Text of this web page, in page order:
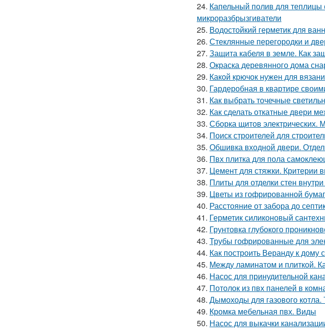
24. Капельный полив для
микроразбрызгиватели
25. Водостойкий герметик для
26. Стеклянные перегородки и
27. Защита кабеля в земле. Как
28. Окраска деревянного дома
29. Какой крючок нужен для
30. Гардеробная в квартире
31. Как выбрать точечные
32. Как сделать откатные двери
33. Сборка щитов электрических.
34. Поиск строителей для
35. Обшивка входной двери.
36. Пвх плитка для пола
37. Цемент для стяжки. Критерии
38. Плиты для отделки стен
39. Цветы из гофрированной
40. Расстояние от забора до
41. Герметик силиконовый
42. Грунтовка глубокого
43. Трубы гофрированные для
44. Как построить Веранду к дому
45. Между ламинатом и плиткой.
46. Насос для принудительной
47. Потолок из пвх панелей в
48. Дымоходы для газового
49. Кромка мебельная пвх. Виды
50. Насос для выкачки